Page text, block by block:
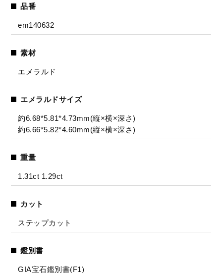
品番
em140632
素材
エメラルド
エメラルドサイズ
約6.68*5.81*4.73mm(縦×横×深さ)
約6.66*5.82*4.60mm(縦×横×深さ)
重量
1.31ct 1.29ct
カット
ステップカット
鑑別書
GIA宝石鑑別書(F1)